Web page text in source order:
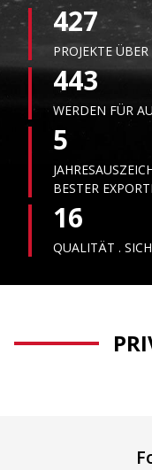
427
PROJEKTE ÜBER
443
WERDEN FÜR
5
BESTER
16
QUALITÄT .